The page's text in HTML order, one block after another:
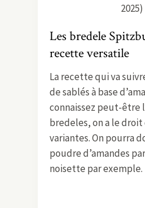
2025)
Les bredele
recette versatile
La recette qui va
de sablés à base
connaissez peut-être
bredeles, on a le droit
variantes. On pourra
poudre d’amandes
noisette par exemple.